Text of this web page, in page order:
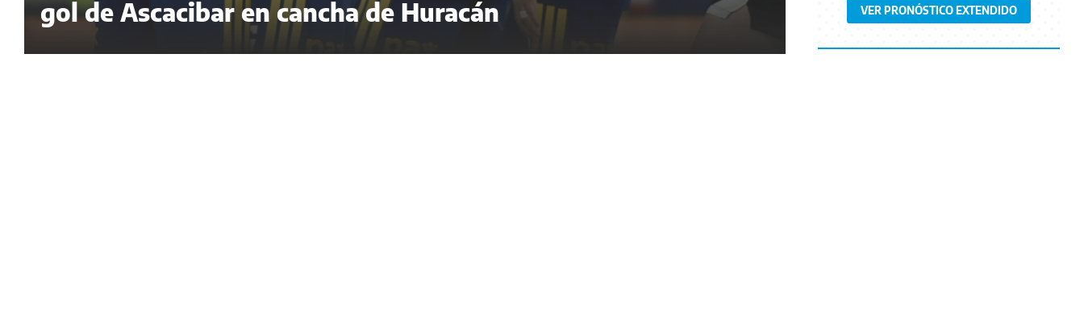
gol de Ascacibar en cancha de Huracán
VER PRONÓSTICO EXTENDIDO